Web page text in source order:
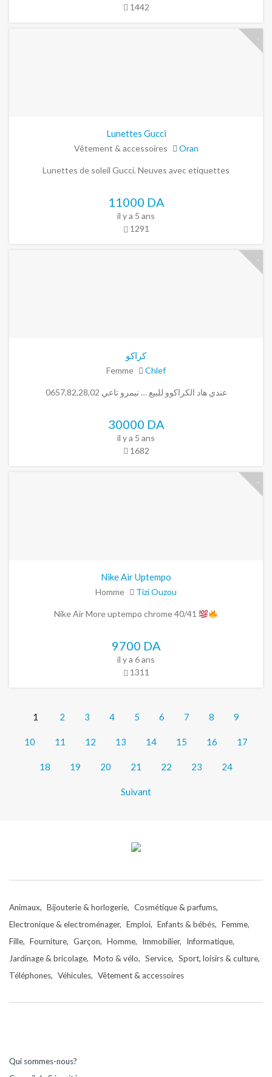
1442
Lunettes Gucci
Vêtement & accessoires Oran
Lunettes de soleil Gucci. Neuves avec etiquettes
11000 DA
il y a 5 ans
1291
كراكو
Femme Chlef
عندي هاد الكراكوو للبيع … نيمرو تاعي 0657,82,28,02
30000 DA
il y a 5 ans
1682
Nike Air Uptempo
Homme Tizi Ouzou
Nike Air More uptempo chrome 40/41
9700 DA
il y a 6 ans
1311
1 2 3 4 5 6 7 8 9
10 11 12 13 14 15 16 17
18 19 20 21 22 23 24
Suivant
Animaux Bijouterie & horlogerie
Cosmétique & parfums
Electronique & electroménager
Emploi Enfants & bébés
Femme
Fille
Fourniture Garçon Homme Immobilier
Informatique
Jardinage & bricolage
Moto & vélo Service
Sport, loisirs & culture
Téléphones
Véhicules Vêtement & accessoires
Qui sommes-nous?